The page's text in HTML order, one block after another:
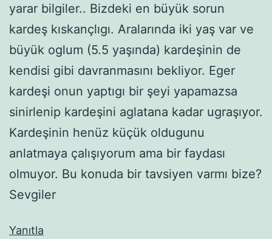
yarar bilgiler.. Bizdeki en büyük sorun
kardeş kıskançlıgı. Aralarında iki yaş var ve
büyük oglum (5.5 yaşında) kardeşinin de
kendisi gibi davranmasını bekliyor. Eger
kardeşi onun yaptıgı bir şeyi yapamazsa
sinirlenip kardeşini aglatana kadar ugraşıyor.
Kardeşinin henüz küçük oldugunu
anlatmaya çalışıyorum ama bir faydası
olmuyor. Bu konuda bir tavsiyen varmı bize?
Sevgiler
Yanıtla